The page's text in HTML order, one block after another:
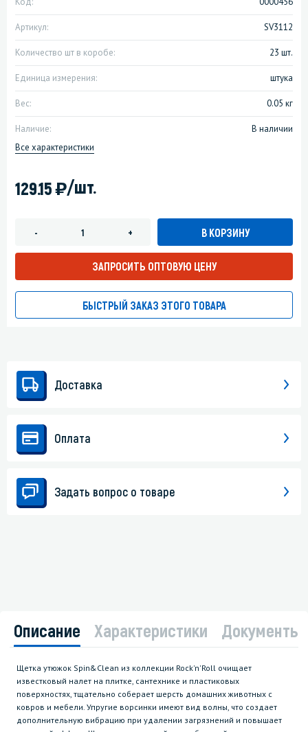
Артикул: SV3112
Количество шт в коробе: 23 шт.
Единица измерения: штука
Вес: 0.05 кг
Наличие:
В наличии
Все характеристики
129.15)/шт.
- + В КОРЗИНУ
ЗАПРОСИТЬ ОПТОВУЮ ЦЕНУ
БЫСТРЫЙ ЗАКАЗ ЭТОГО ТОВАРА
Доставка
Оплата
Задать вопрос о товаре
Описание Характеристики Документы
Щетка утюжок Spin&Clean из коллекции Rock'n'Roll очищает
известковый налет на плитке, сантехнике и пластиковых
поверхностях, тщательно соберает шерсть домашних животных с
ковров и мебели. Упругие ворсинки имеют вид волны, что создает
дополнительную вибрацию при удалении загрязнений и повышает